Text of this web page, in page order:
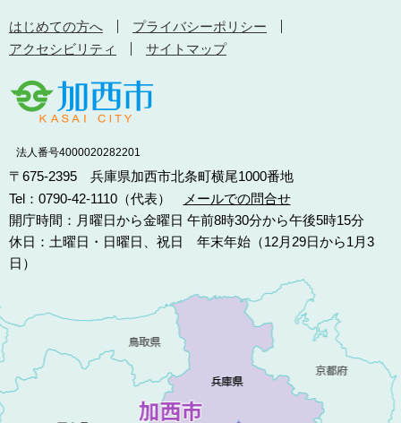
はじめての方へ
プライバシーポリシー
アクセシビリティ
サイトマップ
法人番号4000020282201
〒675-2395 兵庫県加西市北条町横尾1000番地
Tel：0790-42-1110（代表）
メールでの問合せ
開庁時間：月曜日から金曜日 午前8時30分から午後5時15分
休日：土曜日・日曜日、祝日 年末年始（12月29日から1月3
日）